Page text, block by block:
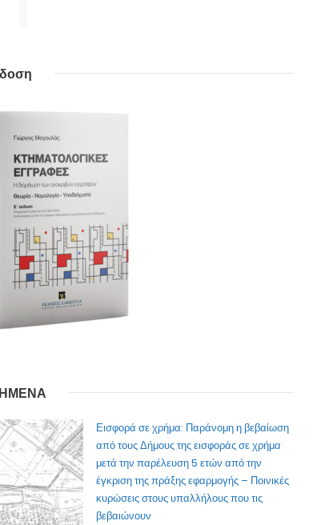
Εισφορά σε χρήμα: Παράνομη η βεβαίωση
από τους Δήμους της εισφοράς σε χρήμα
μετά την παρέλευση 5 ετών από την
έγκριση της πράξης εφαρμογής – Ποινικές
κυρώσεις στους υπαλλήλους που τις
βεβαιώνουν